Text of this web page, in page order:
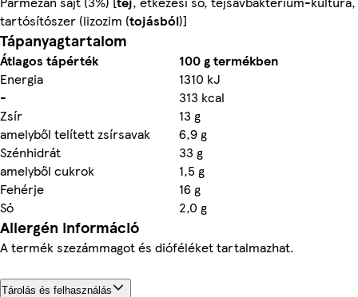
tartósítószer (lizozim (tojásból)]
Tápanyagtartalom
Átlagos tápérték
100 g termékben
Energia
1310 kJ
-
313 kcal
Zsír
13 g
amelyből telített zsírsavak
6,9 g
Szénhidrát
33 g
amelyből cukrok
1,5 g
Fehérje
16 g
Só
2,0 g
Allergén információ
A termék szezámmagot és dióféléket tartalmazhat.
Tárolás és felhasználás